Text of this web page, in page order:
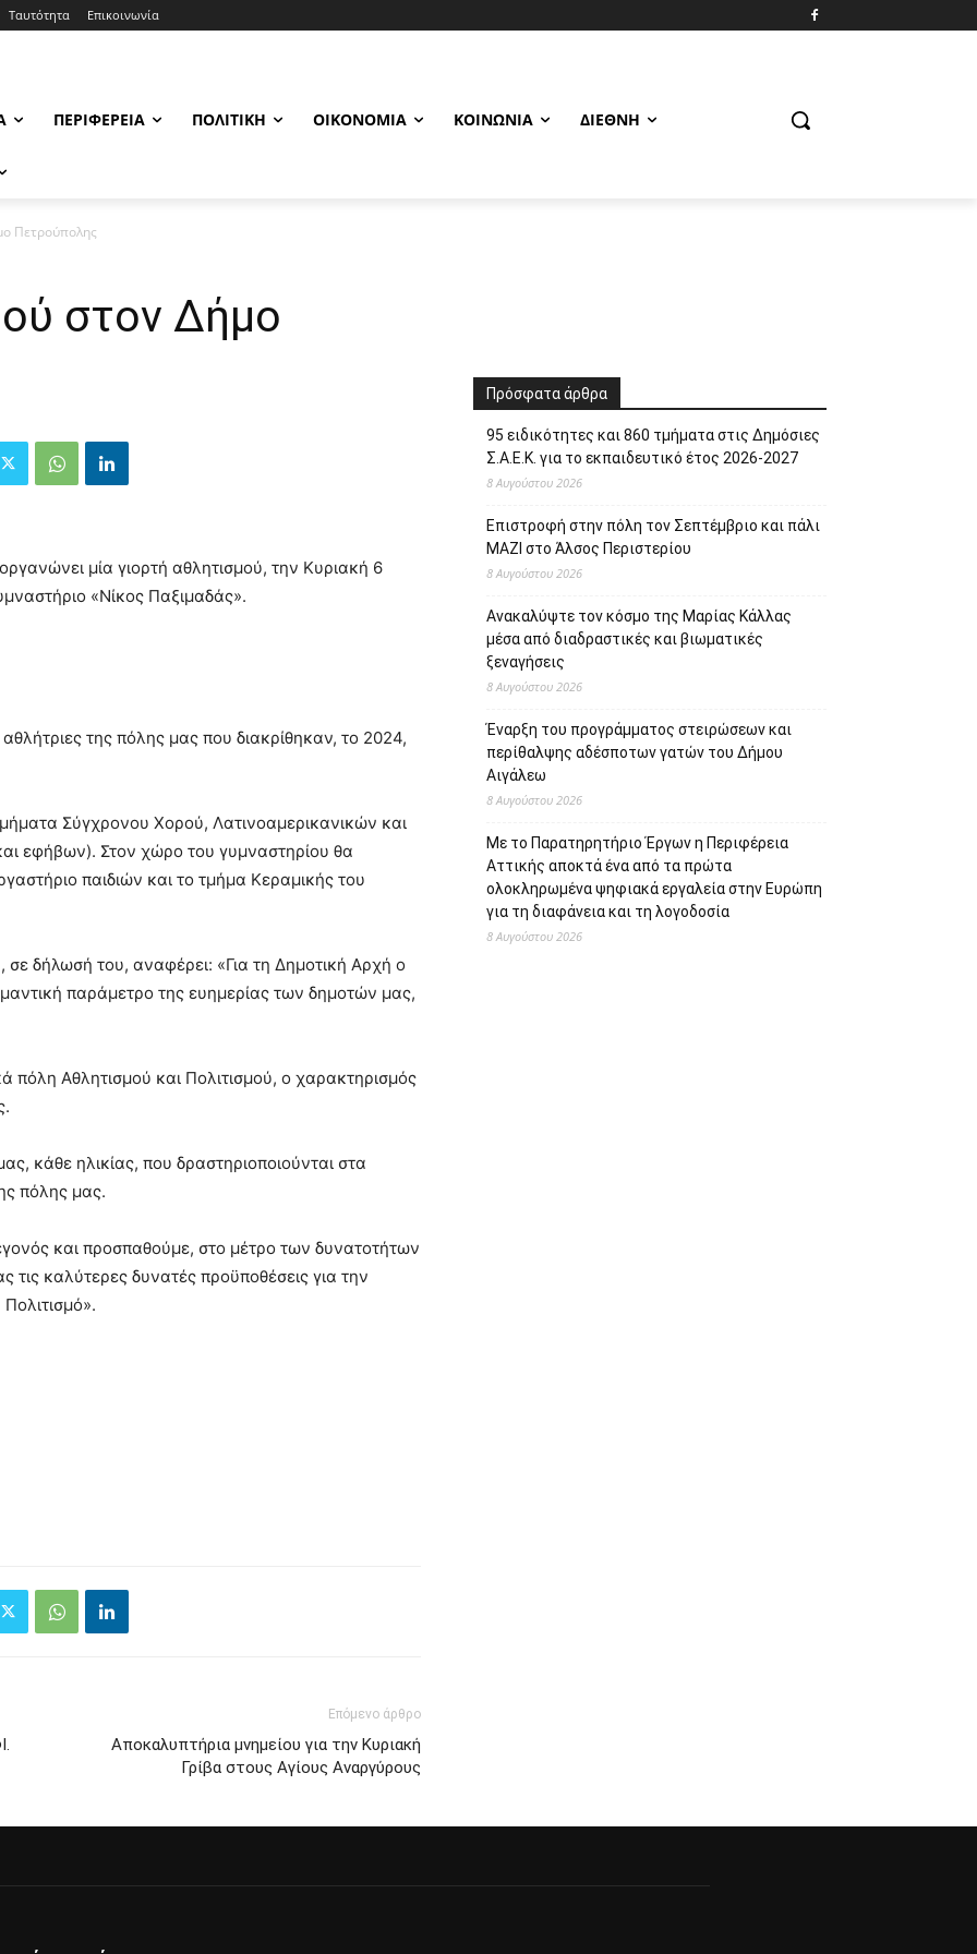
Ταυτότητα Επικοινωνία
ΠΕΡΙΦΈΡΕΙΑ ΠΟΛΙΤΙΚΉ ΟΙΚΟΝΟΜΊΑ ΚΟΙΝΩΝΊΑ ΔΙΕΘΝΉ
Πετρούπολης
στον Δήμο
μία γιορτή αθλητισμού, την Κυριακή 6
«Νίκος Παξιμαδάς».
της πόλης μας που διακρίθηκαν, το 2024,
Σύγχρονου Χορού, Λατινοαμερικανικών και
εφήβων). Στον χώρο του γυμναστηρίου θα
παιδιών και το τμήμα Κεραμικής του
, σε δήλωσή του, αναφέρει: «Για τη Δημοτική Αρχή ο
παράμετρο της ευημερίας των δημοτών μας,
πόλη Αθλητισμού και Πολιτισμού, ο χαρακτηρισμός
κάθε ηλικίας, που δραστηριοποιούνται στα
πόλης μας.
και προσπαθούμε, στο μέτρο των δυνατοτήτων
καλύτερες δυνατές προϋποθέσεις για την
Επόμενο άρθρο
Αποκαλυπτήρια μνημείου για την Κυριακή
Γρίβα στους Αγίους Αναργύρους
Πρόσφατα άρθρα
95 ειδικότητες και 860 τμήματα στις Δημόσιες
Σ.Α.Ε.Κ. για το εκπαιδευτικό έτος 2026-2027
8 Αυγούστου 2026
Επιστροφή στην πόλη τον Σεπτέμβριο και πάλι
ΜΑΖΙ στο Άλσος Περιστερίου
8 Αυγούστου 2026
Ανακαλύψτε τον κόσμο της Μαρίας Κάλλας
μέσα από διαδραστικές και βιωματικές
ξεναγήσεις
8 Αυγούστου 2026
Έναρξη του προγράμματος στειρώσεων και
περίθαλψης αδέσποτων γατών του Δήμου
Αιγάλεω
8 Αυγούστου 2026
Με το Παρατηρητήριο Έργων η Περιφέρεια
Αττικής αποκτά ένα από τα πρώτα
ολοκληρωμένα ψηφιακά εργαλεία στην Ευρώπη
για τη διαφάνεια και τη λογοδοσία
8 Αυγούστου 2026